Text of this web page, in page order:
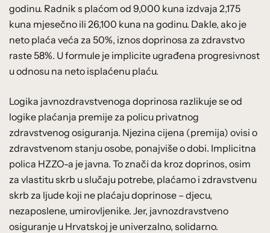
godinu. Radnik s plaćom od 9,000 kuna izdvaja 2,175
kuna mjesečno ili 26,100 kuna na godinu. Dakle, ako je
neto plaća veća za 50%, iznos doprinosa za zdravstvo
raste 58%. U formule je implicite ugrađena progresivnost
u odnosu na neto isplaćenu plaću.
Logika javnozdravstvenoga doprinosa razlikuje se od
logike plaćanja premije za policu privatnog
zdravstvenog osiguranja. Njezina cijena (premija) ovisi o
zdravstvenom stanju osobe, ponajviše o dobi. Implicitna
polica HZZO-a je javna. To znači da kroz doprinos, osim
za vlastitu skrb u slučaju potrebe, plaćamo i zdravstvenu
skrb za ljude koji ne plaćaju doprinose – djecu,
nezaposlene, umirovljenike. Jer, javnozdravstveno
osiguranje u Hrvatskoj je univerzalno, solidarno.